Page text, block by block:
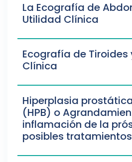
La Ecografía de
Utilidad Clínica
Ecografía de Tiroides
Clínica
Hiperplasia
(HPB) o
inflamación de la
posibles